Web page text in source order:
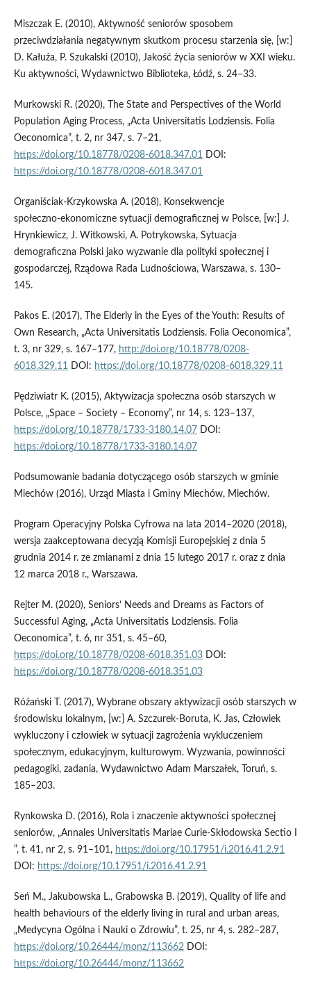
Miszczak E. (2010), Aktywność seniorów sposobem
przeciwdziałania negatywnym skutkom procesu starzenia się, [w:]
D. Kałuża, P. Szukalski (2010), Jakość życia seniorów w XXI wieku.
Ku aktywności, Wydawnictwo Biblioteka, Łódź, s. 24–33.
Murkowski R. (2020), The State and Perspectives of the World
Population Aging Process, „Acta Universitatis Lodziensis. Folia
Oeconomica”, t. 2, nr 347, s. 7–21,
https://doi.org/10.18778/0208-6018.347.01 DOI:
https://doi.org/10.18778/0208-6018.347.01
Organiściak‑Krzykowska A. (2018), Konsekwencje
społeczno‑ekonomiczne sytuacji demograficznej w Polsce, [w:] J.
Hrynkiewicz, J. Witkowski, A. Potrykowska, Sytuacja
demograficzna Polski jako wyzwanie dla polityki społecznej i
gospodarczej, Rządowa Rada Ludnościowa, Warszawa, s. 130–
145.
Pakos E. (2017), The Elderly in the Eyes of the Youth: Results of
Own Research, „Acta Universitatis Lodziensis. Folia Oeconomica”,
t. 3, nr 329, s. 167–177, http://doi.org/10.18778/0208-
6018.329.11 DOI: https://doi.org/10.18778/0208-6018.329.11
Pędziwiatr K. (2015), Aktywizacja społeczna osób starszych w
Polsce, „Space – Society – Economy”, nr 14, s. 123–137,
https://doi.org/10.18778/1733-3180.14.07 DOI:
https://doi.org/10.18778/1733-3180.14.07
Podsumowanie badania dotyczącego osób starszych w gminie
Miechów (2016), Urząd Miasta i Gminy Miechów, Miechów.
Program Operacyjny Polska Cyfrowa na lata 2014–2020 (2018),
wersja zaakceptowana decyzją Komisji Europejskiej z dnia 5
grudnia 2014 r. ze zmianami z dnia 15 lutego 2017 r. oraz z dnia
12 marca 2018 r., Warszawa.
Rejter M. (2020), Seniors’ Needs and Dreams as Factors of
Successful Aging, „Acta Universitatis Lodziensis. Folia
Oeconomica”, t. 6, nr 351, s. 45–60,
https://doi.org/10.18778/0208-6018.351.03DOI:
https://doi.org/10.18778/0208-6018.351.03
Różański T. (2017), Wybrane obszary aktywizacji osób starszych w
środowisku lokalnym, [w:] A. Szczurek‑Boruta, K. Jas, Człowiek
wykluczony i człowiek w sytuacji zagrożenia wykluczeniem
społecznym, edukacyjnym, kulturowym. Wyzwania, powinności
pedagogiki, zadania, Wydawnictwo Adam Marszałek, Toruń, s.
185–203.
Rynkowska D. (2016), Rola i znaczenie aktywności społecznej
seniorów, „Annales Universitatis Mariae Curie‑Skłodowska Sectio I
”, t. 41, nr 2, s. 91–101, https://doi.org/10.17951/i.2016.41.2.91
DOI: https://doi.org/10.17951/i.2016.41.2.91
Seń M., Jakubowska L., Grabowska B. (2019), Quality of life and
health behaviours of the elderly living in rural and urban areas,
„Medycyna Ogólna i Nauki o Zdrowiu”, t. 25, nr 4, s. 282–287,
https://doi.org/10.26444/monz/113662DOI:
https://doi.org/10.26444/monz/113662